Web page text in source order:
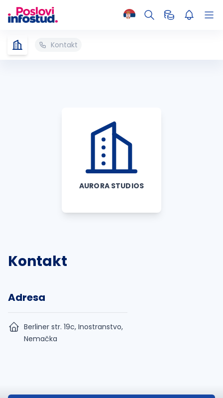
Kontakt
AURORA STUDIOS
Kontakt
Adresa
Berliner str. 19c, Inostranstvo,
Nemačka